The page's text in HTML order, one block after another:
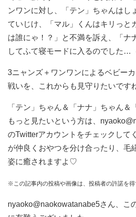
ンワンに対し、「テン」ちゃんはし
ていじけ、「マル」くんはキリっと
は誰にゃ！？」と不満を訴え、「ナ
してふて寝モードに入るのでした…
3ニャンズ＋ワンワンによるベビー
戦いを、これからも見守りたいです
「テン」ちゃん＆「ナナ」ちゃん＆
もっと見たいという方は、
のTwitterアカウントをチェックして
が仲良くおやつを分け合ったり、毛
姿に癒されますよ♡
※この記事内の投稿や画像は、投稿者の許諾を得
nyaoko@naokowatanabe5さん、こ